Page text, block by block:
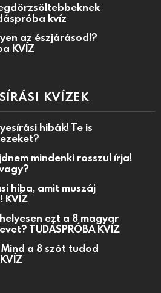
kvíz
az észjárásod!?
KVÍZ
KVÍZEK
hibák! Te is
mindenki rosszul írja!
hiba, amit muszáj
KVÍZ
ezt a 8 magyar
TUDÁSPRÓBA KVÍZ
Mind a 8 szót tudod